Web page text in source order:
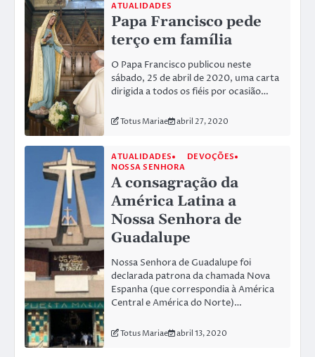
ATUALIDADES
Papa Francisco pede
terço em família
O Papa Francisco publicou neste
sábado, 25 de abril de 2020, uma carta
dirigida a todos os fiéis por ocasião…
Totus Mariae abril 27, 2020
ATUALIDADES
DEVOÇÕES
NOSSA SENHORA
A consagração da
América Latina a
Nossa Senhora de
Guadalupe
Nossa Senhora de Guadalupe foi
declarada patrona da chamada Nova
Espanha (que correspondia à América
Central e América do Norte)…
Totus Mariae abril 13, 2020